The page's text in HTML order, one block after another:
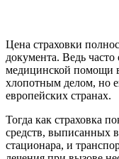
Цена страховки
документа. Ведь часто
медицинской помощи в
хлопотным делом, но
европейских странах.
Тогда как страховка
средств, выписанных
стационара, и